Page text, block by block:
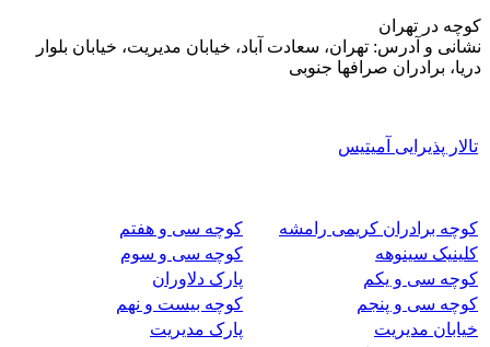
کوچه در تهران
نشانی و آدرس: تهران، سعادت آباد، خیابان مدیریت، خیابان بلوار
دریا، برادران صرافها جنوبی
تالار پذیرایی آمیتیس
کوچه برادران کریمی رامشه
کوچه سی و هفتم
کلینیک سینوهه
کوچه سی و سوم
کوچه سی و یکم
پارک دلاوران
کوچه سی و پنجم
کوچه بیست و نهم
خیابان مدیریت
پارک مدیریت